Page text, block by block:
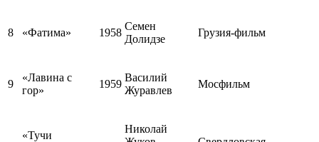
8 «Фатима» 1958
Семен
Долидзе
Грузия-фильм
9
«Лавина с
гор»
1959
Василий
Журавлев
Мосфильм
«Тучи
Николай